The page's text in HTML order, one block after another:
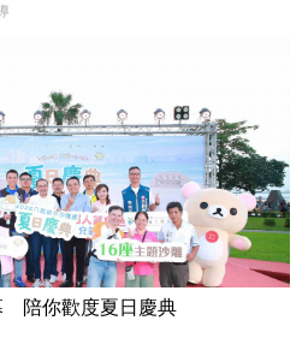
陪你歡度夏日慶典